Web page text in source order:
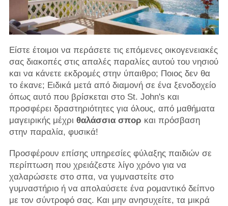
Είστε έτοιμοι να περάσετε τις επόμενες οικογενειακές
σας διακοπές στις απαλές παραλίες αυτού του νησιού
και να κάνετε εκδρομές στην ύπαιθρο; Ποιος δεν θα
το έκανε; Ειδικά μετά από διαμονή σε ένα ξενοδοχείο
όπως αυτό που βρίσκεται στο St. John's και
προσφέρει δραστηριότητες για όλους, από μαθήματα
μαγειρικής μέχρι θαλάσσια σπορ και πρόσβαση
στην παραλία, φυσικά!
Προσφέρουν επίσης υπηρεσίες φύλαξης παιδιών σε
περίπτωση που χρειάζεστε λίγο χρόνο για να
χαλαρώσετε στο σπα, να γυμναστείτε στο
γυμναστήριο ή να απολαύσετε ένα ρομαντικό δείπνο
με τον σύντροφό σας. Και μην ανησυχείτε, τα μικρά